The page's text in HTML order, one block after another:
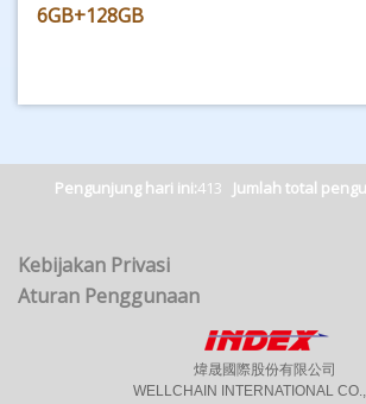
6GB+128GB
Pengunjung hari ini:413 Jumlah total
Kebijakan Privasi
Aturan Penggunaan
煒晟國際股份有限公司
WELLCHAIN INTERNATIONAL